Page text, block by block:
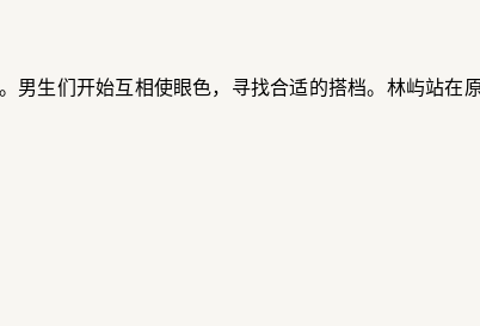
男生们开始互相使眼色，寻找合适的搭档。林屿站在